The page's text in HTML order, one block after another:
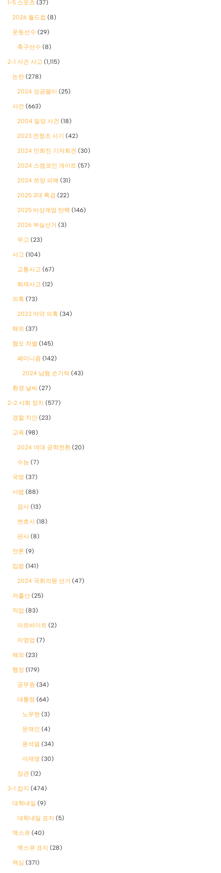
1-5 스포츠 (37)
2026 월드컵 (8)
운동선수 (29)
축구선수 (8)
2-1 사건 사고 (1,115)
논란 (278)
2024 성공팔이 (25)
사건 (663)
2004 밀양 사건 (18)
2023 전청조 사기 (42)
2024 민희진 기자회견 (30)
2024 스캠코인 게이트 (57)
2024 쯔양 피해 (31)
2025 3대 특검 (22)
2025 비상계엄 탄핵 (146)
2026 부실선거 (3)
무고 (23)
사고 (104)
교통사고 (67)
화재사고 (12)
의혹 (73)
2023 마약 의혹 (34)
해외 (37)
혐오 차별 (145)
폐미니즘 (142)
2024 남혐 손가락 (43)
환경 날씨 (27)
2-2 사회 정치 (577)
경찰 치안 (23)
교육 (98)
2024 여대 공학전환 (20)
수능 (7)
국방 (37)
사법 (88)
검사 (13)
변호사 (18)
판사 (8)
언론 (9)
입법 (141)
2024 국회의원 선거 (47)
저출산 (25)
직업 (83)
아르바이트 (2)
자영업 (7)
해외 (23)
행정 (179)
공무원 (34)
대통령 (64)
노무현 (3)
문재인 (4)
윤석열 (34)
이재명 (30)
장관 (12)
3-1 잡지 (474)
대학내일 (9)
대학내일 표지 (5)
맥스큐 (40)
맥스큐 표지 (28)
맥심 (371)